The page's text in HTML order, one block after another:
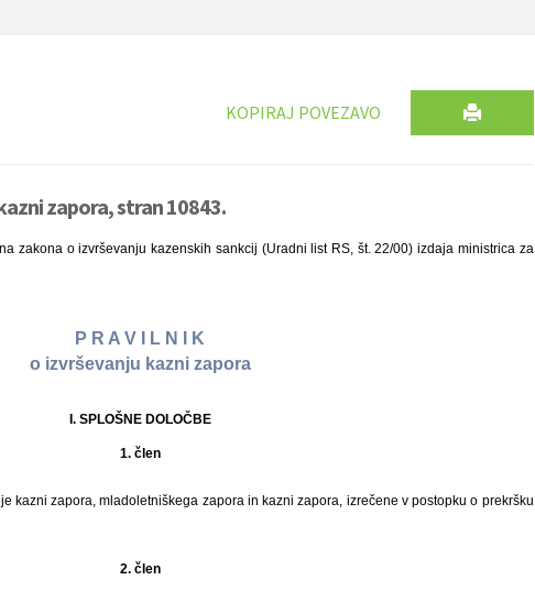
KOPIRAJ POVEZAVO
zapora, stran 10843.
zakona o izvrševanju kazenskih sankcij (Uradni list RS, št. 22/00) izdaja ministrica za
P R A V I L N I K
o izvrševanju kazni zapora
I. SPLOŠNE DOLOČBE
1. člen
kazni zapora, mladoletniškega zapora in kazni zapora, izrečene v postopku o prekršku
2. člen